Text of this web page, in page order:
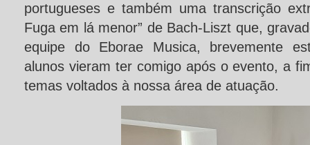
portugueses e também uma transcrição
Fuga em lá menor” de Bach-Liszt que,
equipe do Eborae Musica, brevemente
alunos vieram ter comigo após o evento, a
temas voltados à nossa área de atuação.